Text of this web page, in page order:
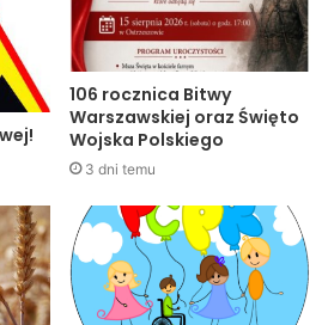
106 rocznica Bitwy
Warszawskiej oraz Święto
Wojska Polskiego
3 dni temu